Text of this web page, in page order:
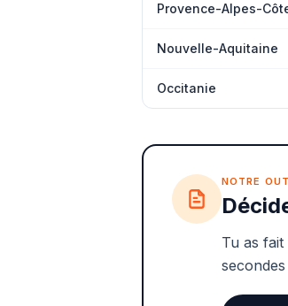
Provence-Alpes-
Nouvelle-Aquitaine
Occitanie
NOTRE
Tu as